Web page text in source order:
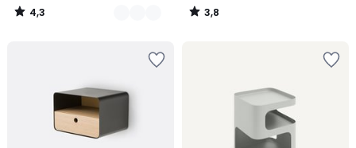
4,3
/
3,8
/